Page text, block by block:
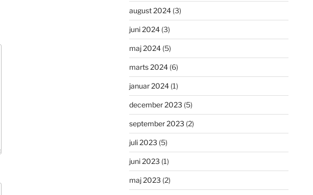
august 2024 (3)
juni 2024 (3)
maj 2024 (5)
marts 2024 (6)
januar 2024 (1)
december 2023 (5)
september 2023 (2)
juli 2023 (5)
juni 2023 (1)
maj 2023 (2)